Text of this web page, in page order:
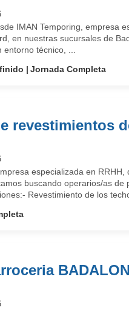
IMAN Temporing, empresa
en nuestras sucursales de
técnico, ...
Jornada Completa
revestimientos
especializada en
buscando operarios/as
Revestimiento de los